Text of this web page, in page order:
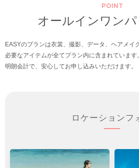
POINT
オールインワン
EASYのプランは衣裳、撮影、データ、ヘアメイ
必要なアイテムが全てプラン内に含まれています。
明朗会計で、安心してお申し込みいただけます。
ロケーションフ